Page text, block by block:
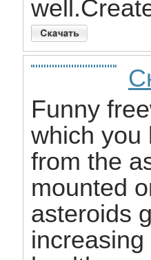
Funny
which you
from the
mounted
asteroids